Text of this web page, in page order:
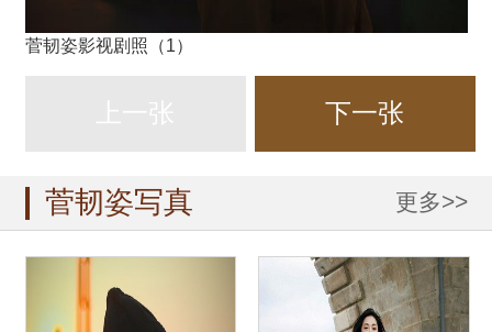
菅韧姿影视剧照（1）
下一张
菅韧姿写真 更多>>